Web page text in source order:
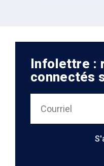
Infolettre :
connectés